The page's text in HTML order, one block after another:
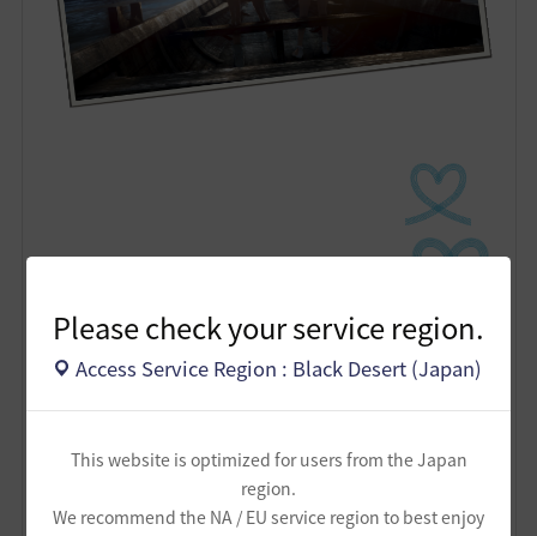
Please check your service region.
Access Service Region : Black Desert (Japan)
This website is optimized for users from the Japan
region.
We recommend the NA / EU service region to best enjoy
0
45 2